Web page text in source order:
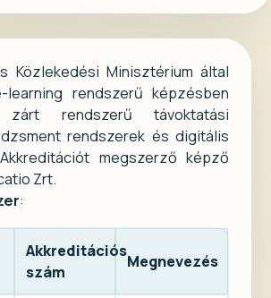
Közlekedési Minisztérium által
learning rendszerű képzésben
zárt rendszerű távoktatási
rendszerek és digitális
megszerző képző
Zrt.
:
Akkreditációs
szám
Megnevezés